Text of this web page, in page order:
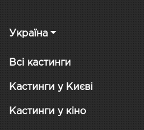
Україна
Всі кастинги
Кастинги у Києві
Кастинги у кіно